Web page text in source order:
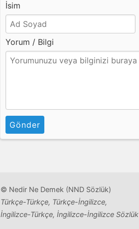
İsim
Yorum / Bilgi
Gönder
© Nedir Ne Demek (NND Sözlük)
Türkçe-Türkçe, Türkçe-İngilizce,
İngilizce-Türkçe, İngilizce-İngilizce Sözlük